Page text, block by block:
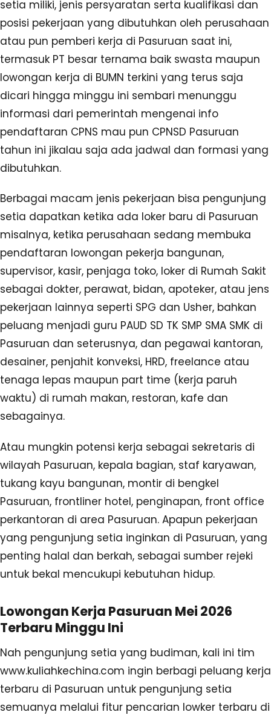
setia miliki, jenis persyaratan serta kualifikasi dan
posisi pekerjaan yang dibutuhkan oleh perusahaan
atau pun pemberi kerja di Pasuruan saat ini,
termasuk PT besar ternama baik swasta maupun
lowongan kerja di BUMN terkini yang terus saja
dicari hingga minggu ini sembari menunggu
informasi dari pemerintah mengenai info
pendaftaran CPNS mau pun CPNSD Pasuruan
tahun ini jikalau saja ada jadwal dan formasi yang
dibutuhkan.
Berbagai macam jenis pekerjaan bisa pengunjung
setia dapatkan ketika ada loker baru di Pasuruan
misalnya, ketika perusahaan sedang membuka
pendaftaran lowongan pekerja bangunan,
supervisor, kasir, penjaga toko, loker di Rumah Sakit
sebagai dokter, perawat, bidan, apoteker, atau jens
pekerjaan lainnya seperti SPG dan Usher, bahkan
peluang menjadi guru PAUD SD TK SMP SMA SMK di
Pasuruan dan seterusnya, dan pegawai kantoran,
desainer, penjahit konveksi, HRD, freelance atau
tenaga lepas maupun part time (kerja paruh
waktu) di rumah makan, restoran, kafe dan
sebagainya.
Atau mungkin potensi kerja sebagai sekretaris di
wilayah Pasuruan, kepala bagian, staf karyawan,
tukang kayu bangunan, montir di bengkel
Pasuruan, frontliner hotel, penginapan, front office
perkantoran di area Pasuruan. Apapun pekerjaan
yang pengunjung setia inginkan di Pasuruan, yang
penting halal dan berkah, sebagai sumber rejeki
untuk bekal mencukupi kebutuhan hidup.
Lowongan Kerja Pasuruan Mei 2026
Terbaru Minggu Ini
Nah pengunjung setia yang budiman, kali ini tim
www.kuliahkechina.com ingin berbagi peluang kerja
terbaru di Pasuruan untuk pengunjung setia
semuanya melalui fitur pencarian lowker terbaru di